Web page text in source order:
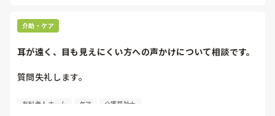
介助・ケア
耳が遠く、目も見えにくい方への声かけについて相談です。
質問失礼します。
耳が遠く、目もあまり見えていない利用者様への声かけにつ
有料老人ホーム ケア 介護福祉士